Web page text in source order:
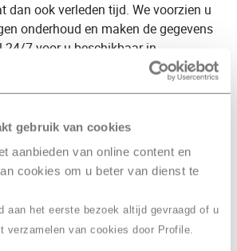
gebruik van cookies
aanbieden van online content en
cookies om u beter van dienst te
aan het eerste bezoek altijd gevraagd of u
verzamelen van cookies door Profile.
dan ook verleden tijd. We voorzien u
onderhoud en maken de gegevens
24/7 voor u beschikbaar in
netwerk met mobiele service
bedienen. Dankzij onze
positie kennen we de complete
uw ideale bandencombinatie voor.
uw besparing altijd ons
u op zoek naar een expert op het
Wilt u nooit meer stilstaan?
met ons op!